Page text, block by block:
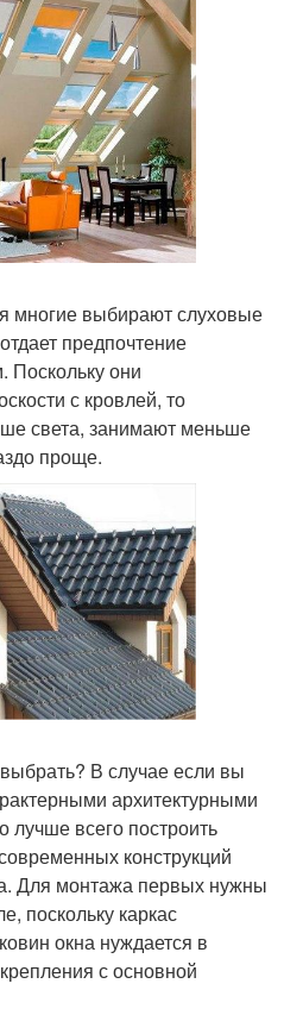
многие выбирают слуховые
предпочтение
Поскольку они
с кровлей, то
света, занимают меньше
проще.
В случае если вы
архитектурными
лучше всего построить
конструкций
Для монтажа первых нужны
поскольку каркас
окна нуждается в
с основной